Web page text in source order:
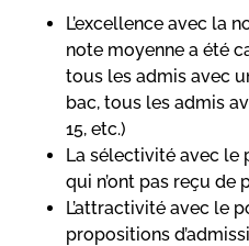
L’excellence avec la
note moyenne a été
tous les admis avec
bac, tous les admis
15, etc.)
La sélectivité avec le
qui n’ont pas reçu de
L’attractivité avec le
propositions